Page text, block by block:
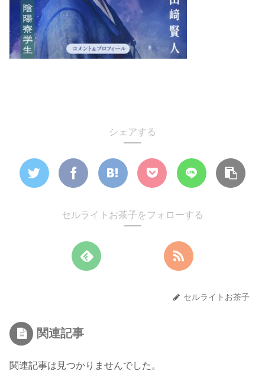
シェアする
セルライトお茶子をフォローする
セルライトお茶子
関連記事
関連記事は見つかりませんでした。